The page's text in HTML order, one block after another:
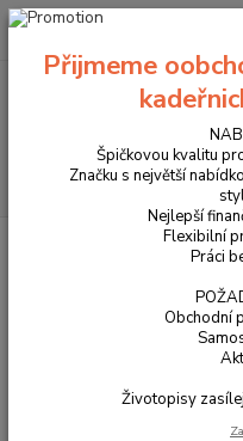
VŠECHNY PRODUKTY
PARFÉM
Přijmeme
Špičkovou kvalitu
Značku s největší
Nejlepší
Flexibilní
Práci
Obchodní
Životopisy